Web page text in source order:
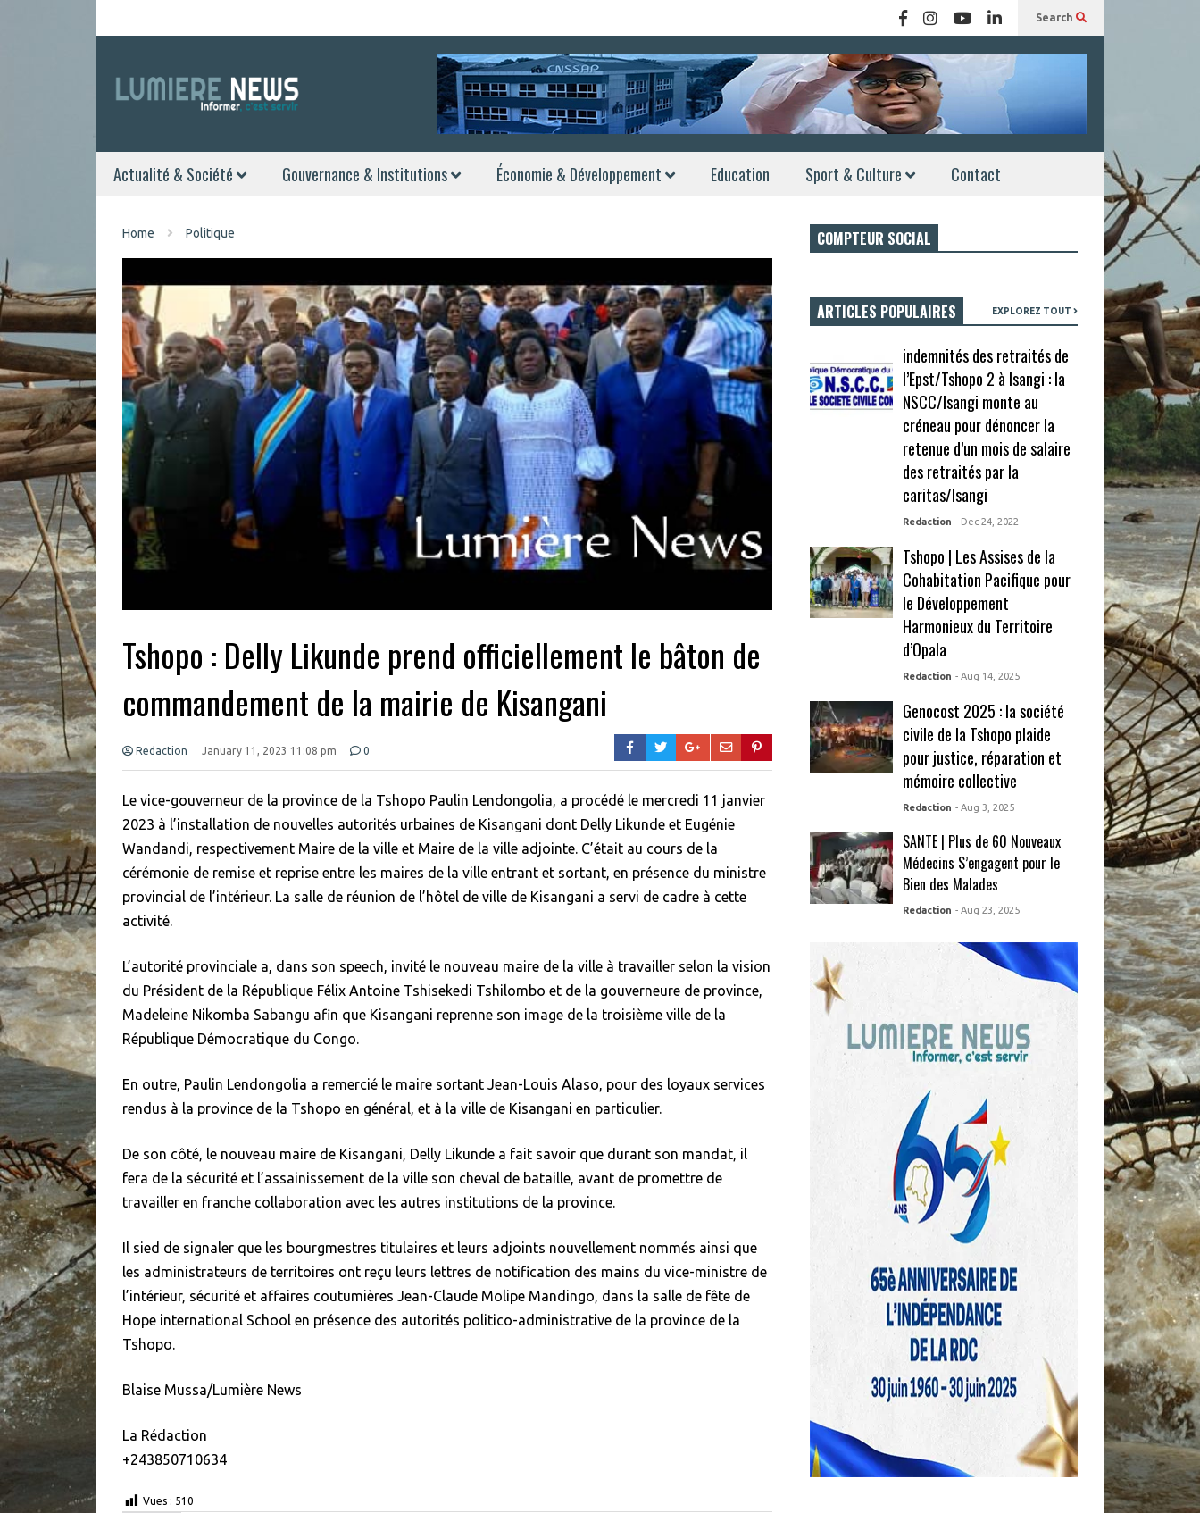
Search
Actualité & Société Gouvernance & Institutions Économie & Développement Education Sport & Culture Contact
Home Politique
Tshopo : Delly Likunde prend officiellement le bâton de
commandement de la mairie de Kisangani
Redaction January 11, 2023 11:08 pm 0
Le vice-gouverneur de la province de la Tshopo Paulin Lendongolia, a procédé le mercredi 11 janvier
2023 à l’installation de nouvelles autorités urbaines de Kisangani dont Delly Likunde et Eugénie
Wandandi, respectivement Maire de la ville et Maire de la ville adjointe. C’était au cours de la
cérémonie de remise et reprise entre les maires de la ville entrant et sortant, en présence du ministre
provincial de l’intérieur. La salle de réunion de l’hôtel de ville de Kisangani a servi de cadre à cette
activité.
L’autorité provinciale a, dans son speech, invité le nouveau maire de la ville à travailler selon la vision
du Président de la République Félix Antoine Tshisekedi Tshilombo et de la gouverneure de province,
Madeleine Nikomba Sabangu afin que Kisangani reprenne son image de la troisième ville de la
République Démocratique du Congo.
En outre, Paulin Lendongolia a remercié le maire sortant Jean-Louis Alaso, pour des loyaux services
rendus à la province de la Tshopo en général, et à la ville de Kisangani en particulier.
De son côté, le nouveau maire de Kisangani, Delly Likunde a fait savoir que durant son mandat, il
fera de la sécurité et l’assainissement de la ville son cheval de bataille, avant de promettre de
travailler en franche collaboration avec les autres institutions de la province.
Il sied de signaler que les bourgmestres titulaires et leurs adjoints nouvellement nommés ainsi que
les administrateurs de territoires ont reçu leurs lettres de notification des mains du vice-ministre de
l’intérieur, sécurité et affaires coutumières Jean-Claude Molipe Mandingo, dans la salle de fête de
Hope international School en présence des autorités politico-administrative de la province de la
Tshopo.
Blaise Mussa/Lumière News
La Rédaction
+243850710634
Vues : 510
COMPTEUR SOCIAL
ARTICLES POPULAIRES EXPLOREZ TOUT
indemnités des retraités de
l’Epst/Tshopo 2 à Isangi : la
NSCC/Isangi monte au
créneau pour dénoncer la
retenue d’un mois de salaire
des retraités par la
caritas/Isangi
Redaction - Dec 24, 2022
Tshopo | Les Assises de la
Cohabitation Pacifique pour
le Développement
Harmonieux du Territoire
d’Opala
Redaction - Aug 14, 2025
Genocost 2025 : la société
civile de la Tshopo plaide
pour justice, réparation et
mémoire collective
Redaction - Aug 3, 2025
SANTE | Plus de 60 Nouveaux
Médecins S’engagent pour le
Bien des Malades
Redaction - Aug 23, 2025